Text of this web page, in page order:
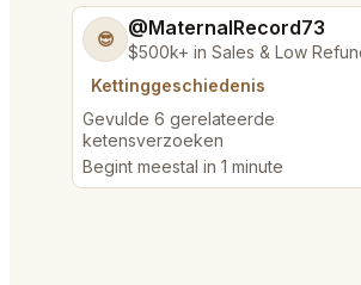
😎 @MaternalRecord73
$500k+ in Sales & Low
Kettinggeschiedenis
Gevulde 6 gerelateerde
ketensverzoeken
Begint meestal in 1 minute